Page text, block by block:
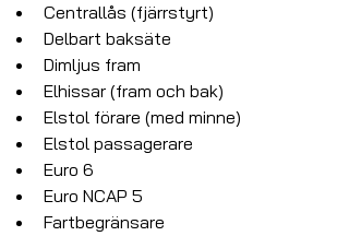
Centrallås (fjärrstyrt)
Delbart baksäte
Dimljus fram
Elhissar (fram och bak)
Elstol förare (med minne)
Elstol passagerare
Euro 6
Euro NCAP 5
Fartbegränsare